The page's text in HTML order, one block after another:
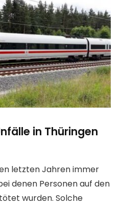
in Thüringen
letzten Jahren immer
denen Personen auf den
wurden. Solche